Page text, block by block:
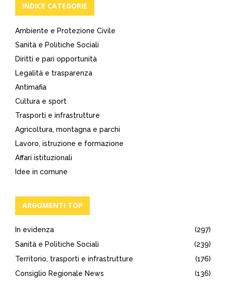
INDICE CATEGORIE
Ambiente e Protezione Civile
Sanità e Politiche Sociali
Diritti e pari opportunità
Legalità e trasparenza
Antimafia
Cultura e sport
Trasporti e infrastrutture
Agricoltura, montagna e parchi
Lavoro, istruzione e formazione
Affari istituzionali
Idee in comune
ARGOMENTI TOP
In evidenza
(297)
Sanità e Politiche Sociali
(239)
Territorio, trasporti e infrastrutture
(176)
Consiglio Regionale News
(136)